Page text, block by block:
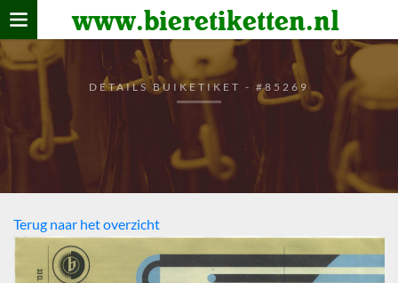
www.bieretiketten.nl
Home
verzamelen
De bierkaart
Bezoekers
DETAILS BUIKETIKET - #85269
Terug naar het overzicht